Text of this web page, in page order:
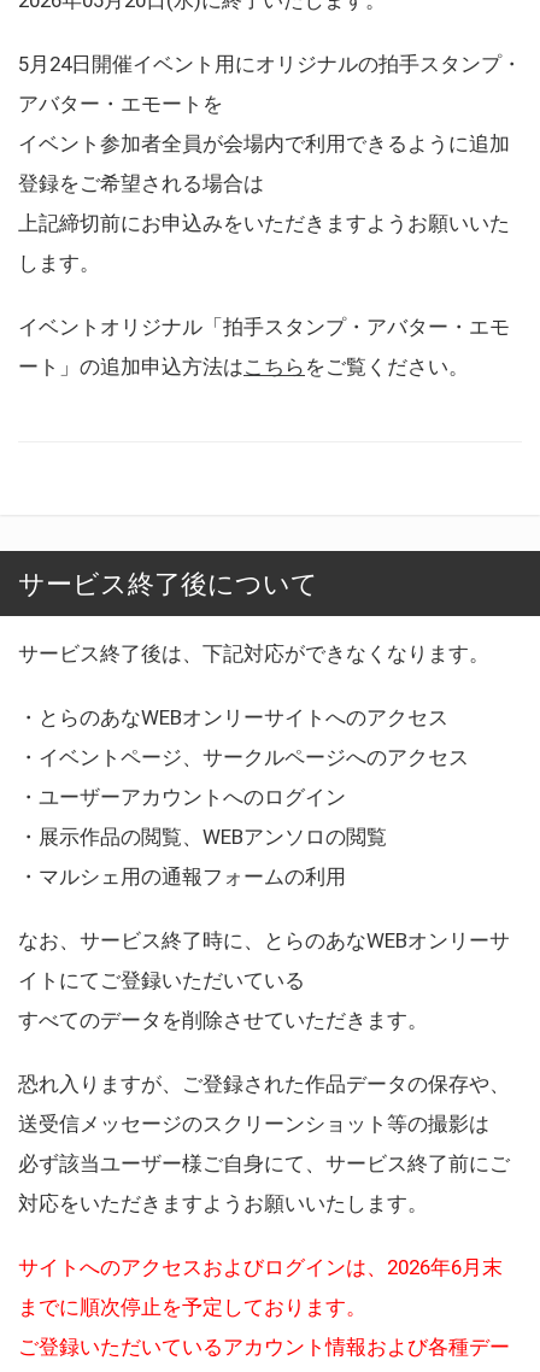
5月24日開催イベント用にオリジナルの拍手スタンプ・
アバター・エモートを
イベント参加者全員が会場内で利用できるように追加
登録をご希望される場合は
上記締切前にお申込みをいただきますようお願いいた
します。
イベントオリジナル「拍手スタンプ・アバター・エモ
ート」の追加申込方法はこちら をご覧ください。
サービス終了後について
サービス終了後は、下記対応ができなくなります。
・とらのあなWEBオンリーサイトへのアクセス
・イベントページ、サークルページへのアクセス
・ユーザーアカウントへのログイン
・展示作品の閲覧、WEBアンソロの閲覧
・マルシェ用の通報フォームの利用
なお、サービス終了時に、とらのあなWEBオンリーサ
イトにてご登録いただいている
すべてのデータを削除させていただきます。
恐れ入りますが、ご登録された作品データの保存や、
送受信メッセージのスクリーンショット等の撮影は
必ず該当ユーザー様ご自身にて、サービス終了前にご
対応をいただきますようお願いいたします。
サイトへのアクセスおよびログインは、2026年6月末
までに順次停止を予定しております。
ご登録いただいているアカウント情報および各種デー